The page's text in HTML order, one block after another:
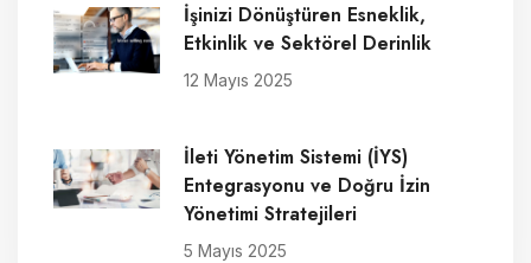
İşinizi Dönüştüren Esneklik,
Etkinlik ve Sektörel Derinlik
12 Mayıs 2025
İleti Yönetim Sistemi (İYS)
Entegrasyonu ve Doğru İzin
Yönetimi Stratejileri
5 Mayıs 2025